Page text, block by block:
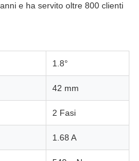
e ha servito oltre 800 clienti
1.8°
42 mm
2 Fasi
1.68 A